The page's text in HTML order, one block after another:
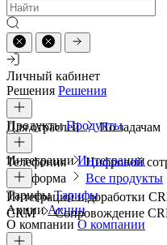
Личный кабинет
Решения Решения
Для отраслей По задачам
ПродуктыПродукты
Телефония Цифровой
платформа
Все продукты
ИнтеграцииИнтеграции
Интеграции и доработки
CRM
Сопровождение
ТарифыТарифы
АкцииАкции
О компании О компании